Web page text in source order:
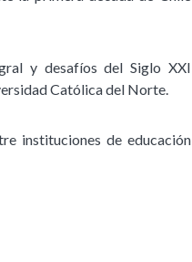
y desafíos del Siglo XXI
Católica del Norte.
instituciones de educación